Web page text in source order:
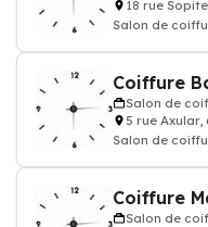
18 rue
Salon de
Coiffure
Salon de
5 rue Axular,
Salon de
Coiffure
Salon de